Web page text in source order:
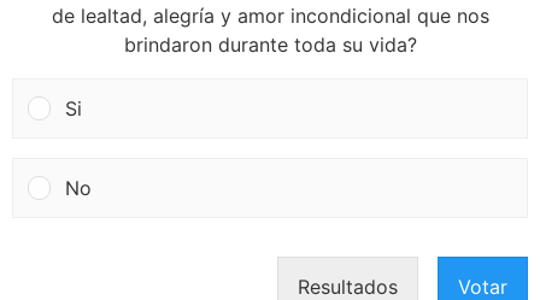
de lealtad, alegría y amor incondicional que nos
brindaron durante toda su vida?
Si
No
Resultados Votar